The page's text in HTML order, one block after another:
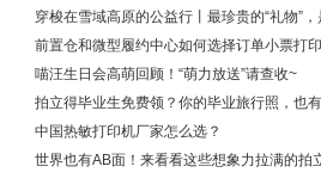
穿梭在雪域高原的公益行丨最珍贵的“礼物”
前置仓和微型履约中心如何选择订单小票打
喵汪生日会高萌回顾！“萌力放送”请查收~
拍立得毕业生免费领？你的毕业旅行照，也
中国热敏打印机厂家怎么选？
世界也有AB面！来看看这些想象力拉满的拍